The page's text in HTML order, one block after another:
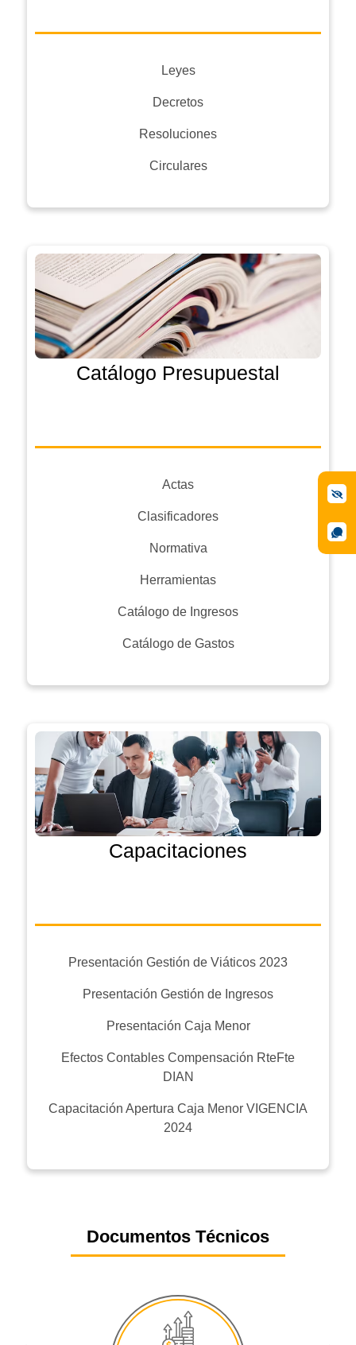
Leyes
Decretos
Resoluciones
Circulares
Catálogo Presupuestal
Actas
Clasificadores
Normativa
Herramientas
Catálogo de Ingresos
Catálogo de Gastos
Capacitaciones
Presentación Gestión de Viáticos 2023
Presentación Gestión de Ingresos
Presentación Caja Menor
Efectos Contables Compensación RteFte
DIAN
Capacitación Apertura Caja Menor VIGENCIA
2024
Documentos Técnicos